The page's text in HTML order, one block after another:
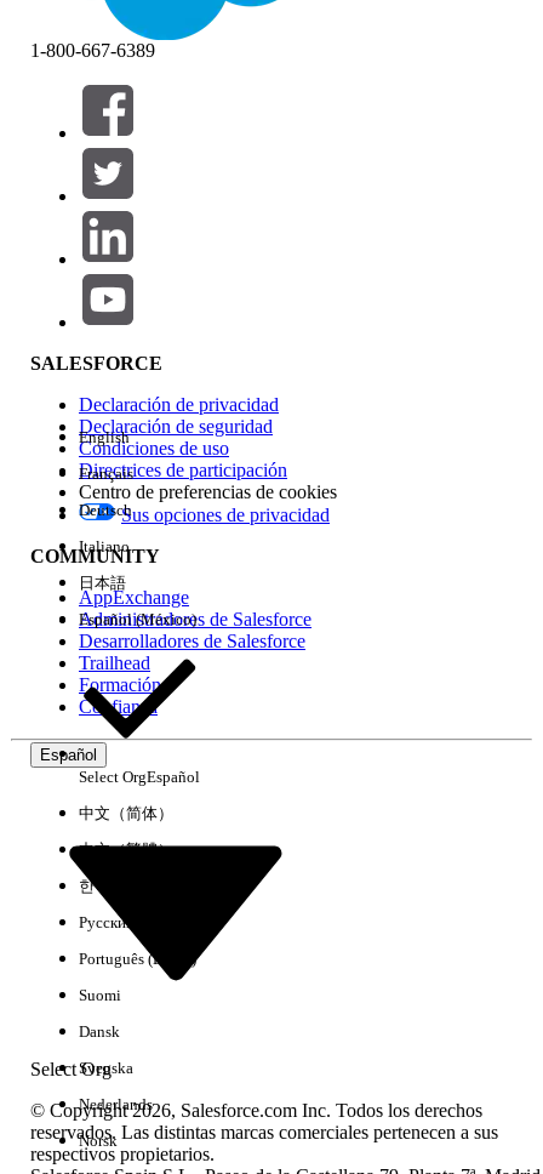
Filtrar por (0)
SELECCIONAR FILTROS
Área de productos
Repercusión de función
Edición
Experiencia
No hay resultados
1-800-667-6389
SALESFORCE
Declaración de privacidad
Declaración de seguridad
Condiciones de uso
Directrices de participación
Centro de preferencias de cookies
Sus opciones de privacidad
COMMUNITY
AppExchange
Administradores de Salesforce
Desarrolladores de Salesforce
Trailhead
Formación
Confianza
Español
Select Org
English
Français
Deutsch
Italiano
日本語
Español (México)
Select OrgEspañol
中文（简体）
中文（繁體）
한국어
Русский
Português (Brasil)
Suomi
Dansk
Svenska
Nederlands
Norsk
© Copyright 2026, Salesforce.com Inc. Todos los derechos
reservados. Las distintas marcas comerciales pertenecen a sus
respectivos propietarios.